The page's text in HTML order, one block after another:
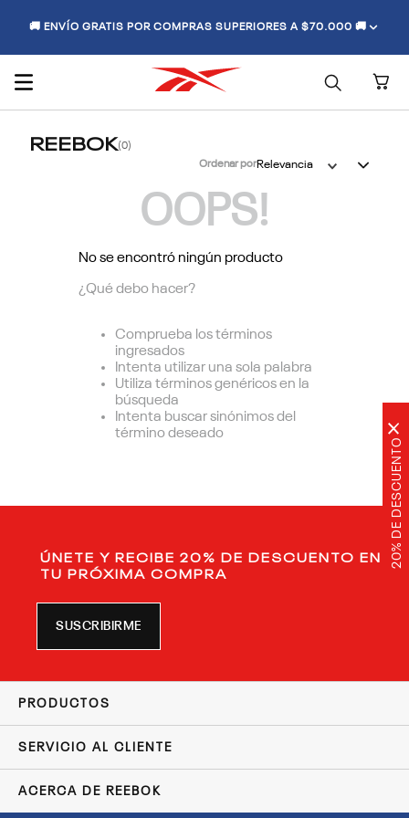
20% DE DESCUENTO
×
🚚 ENVÍO GRATIS POR COMPRAS SUPERIORES A $70.000 🚚
REEBOK 0
Ordenar porRelevancia
OOPS!
No se encontró ningún producto
¿Qué debo hacer?
Comprueba los términos
ingresados
Intenta utilizar una sola palabra
Utiliza términos genéricos en la
búsqueda
Intenta buscar sinónimos del
término deseado
ÚNETE Y RECIBE 20% DE DESCUENTO EN
TU PRÓXIMA COMPRA
SUSCRIBIRME
PRODUCTOS
SERVICIO AL CLIENTE
ACERCA DE REEBOK